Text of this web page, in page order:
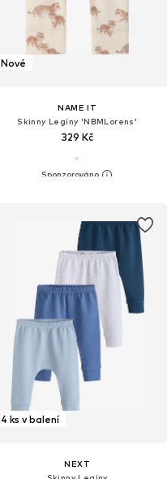
Nové
NAME IT
Skinny Legíny 'NBMLorens'
329 Kč
4 ks v balení
NEXT